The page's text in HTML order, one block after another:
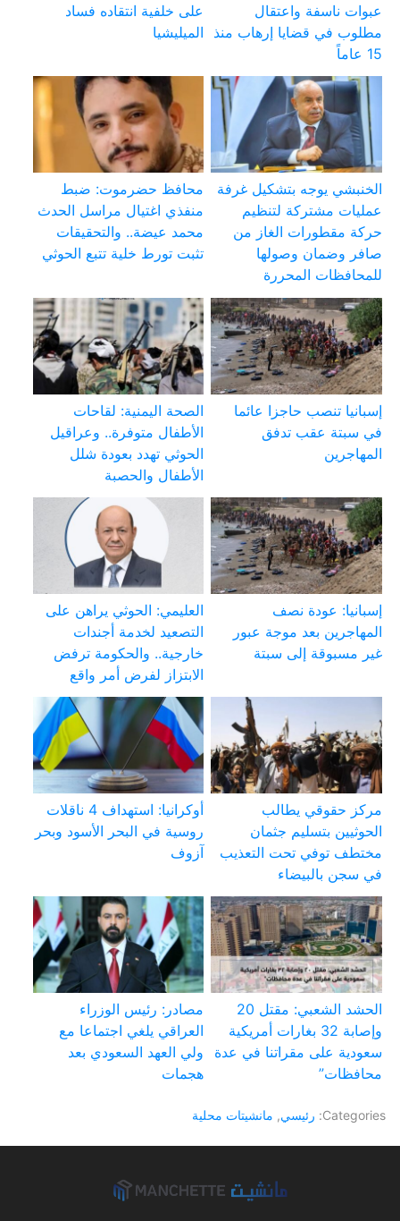
عبوات ناسفة واعتقال
مطلوب في قضايا إرهاب منذ
15 عاماً
على خلفية انتقاده فساد
الميليشيا
الخنبشي يوجه بتشكيل غرفة
عمليات مشتركة لتنظيم
حركة مقطورات الغاز من
صافر وضمان وصولها
للمحافظات المحررة
محافظ حضرموت: ضبط
منفذي اغتيال مراسل الحدث
محمد عيضة.. والتحقيقات
تثبت تورط خلية تتبع الحوثي
إسبانيا تنصب حاجزا عائما
في سبتة عقب تدفق
المهاجرين
الصحة اليمنية: لقاحات
الأطفال متوفرة.. وعراقيل
الحوثي تهدد بعودة شلل
الأطفال والحصبة
إسبانيا: عودة نصف
المهاجرين بعد موجة عبور
غير مسبوقة إلى سبتة
العليمي: الحوثي يراهن على
التصعيد لخدمة أجندات
خارجية.. والحكومة ترفض
الابتزاز لفرض أمر واقع
مركز حقوقي يطالب
الحوثيين بتسليم جثمان
مختطف توفي تحت التعذيب
في سجن بالبيضاء
أوكرانيا: استهداف 4 ناقلات
روسية في البحر الأسود وبحر
آزوف
الحشد الشعبي: مقتل 20
وإصابة 32 بغارات أمريكية
سعودية على مقراتنا في عدة
محافظات”
مصادر: رئيس الوزراء
العراقي يلغي اجتماعا مع
ولي العهد السعودي بعد
هجمات
Categories: رئيسي, مانشيتات محلية